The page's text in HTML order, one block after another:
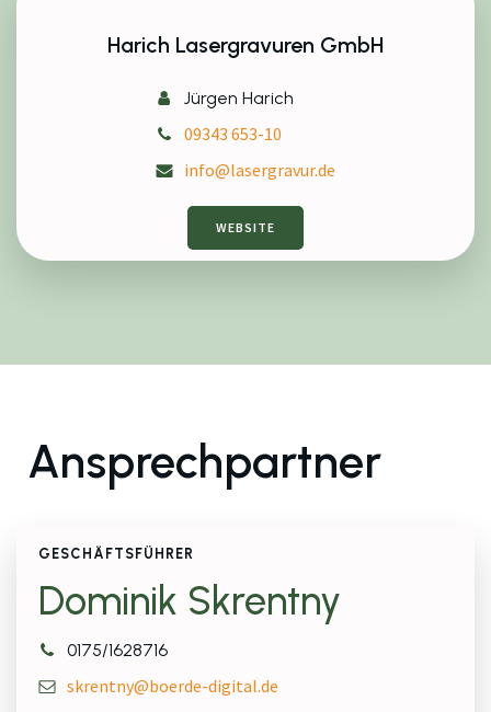
Harich Lasergravuren GmbH
Jürgen Harich
09343 653-10
info@lasergravur.de
WEBSITE
Ansprechpartner
GESCHÄFTSFÜHRER
Dominik Skrentny
0175/1628716
skrentny@boerde-digital.de